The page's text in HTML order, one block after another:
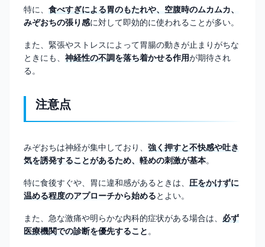
特に、 食べすぎによる胃のもたれや、空腹時のムカムカ、
みぞおちの張り感に対して即効的に使われることが多い。
また、緊張やストレスによって胃腸の動きが止まりがちな
ときにも、 神経性の不調を落ち着かせる作用が期待され
る。
注意点
みぞおちは神経が集中しており、 強く押すと不快感や吐き
気を誘発することがあるため、軽めの刺激が基本。
特に食後すぐや、胃に違和感があるときは、 圧をかけずに
温める程度のアプローチから始めるとよい。
また、急な激痛や明らかな内科的症状がある場合は、 必ず
医療機関での診断を優先すること 。